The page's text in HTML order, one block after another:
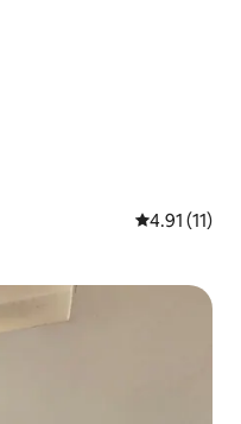
Calificación
4.91 (11)